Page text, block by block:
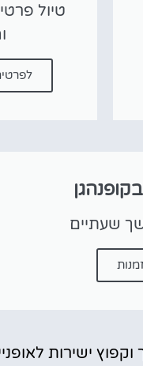
טיול
שעתיים
ישירות